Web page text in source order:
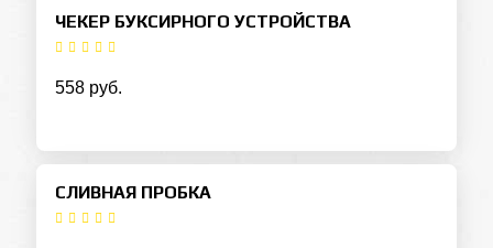
ЧЕКЕР БУКСИРНОГО УСТРОЙСТВА
558 руб.
СЛИВНАЯ ПРОБКА